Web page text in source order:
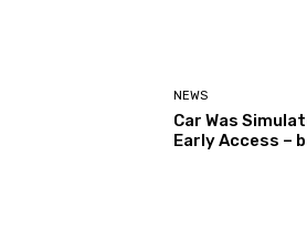
NEWS
Car Was
Early Access –